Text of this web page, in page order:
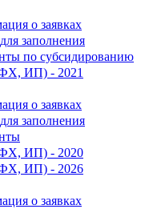
о заявках
заполнения
по субсидированию
ИП) - 2021
о заявках
заполнения
ИП) - 2020
ИП) - 2026
о заявках